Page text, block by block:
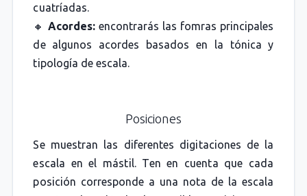
cuatríadas.
🔸 Acordes: encontrarás las fomras principales
de algunos acordes basados en la tónica y
tipología de escala.
Posiciones
Se muestran las diferentes digitaciones de la
escala en el mástil. Ten en cuenta que cada
posición corresponde a una nota de la escala